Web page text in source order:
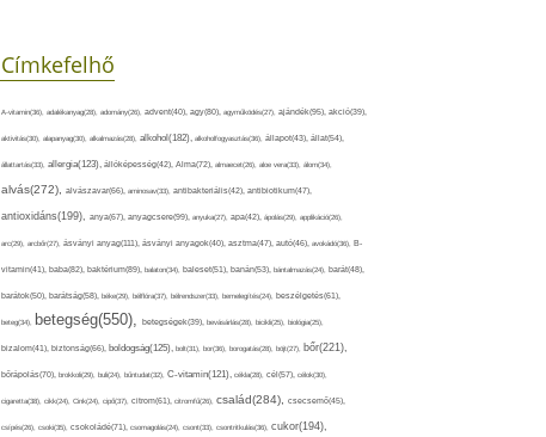
Címkefelhő
A-vitamin(36), adalékanyag(28), adomány(26), advent(40), agy(80), agyműködés(27), ajándék(95), akció(39),
aktivitás(30), alapanyag(30), alkalmazás(28), alkohol(182), alkoholfogyasztás(36), állapot(43), állat(54),
állattartás(33), allergia(123), állóképesség(42), Alma(72), almaecet(26), aloe vera(33), álom(34),
alvás(272), alvászavar(66), aminosav(33), antibakteriális(42), antibiotikum(47),
antioxidáns(199), anya(67), anyagcsere(99), anyuka(27), apa(42), ápolás(29), applikáció(26),
arc(29), arcbőr(27), ásványi anyag(111), ásványi anyagok(40), asztma(47), autó(46), avokádó(36), B-
vitamin(41), baba(82), baktérium(89), balaton(34), baleset(51), banán(53), bántalmazás(24), barát(48),
barátok(50), barátság(58), béke(29), bélflóra(37), bélrendszer(33), bemelegítés(24), beszélgetés(61),
beteg(34), betegség(550), betegségek(39), bevásárlás(28), bicikli(25), biológia(25),
bizalom(41), biztonság(66), boldogság(125), bolt(31), bor(36), borogatás(28), böjt(27), bőr(221),
bőrápolás(70), brokkoli(29), buli(24), bűntudat(32), C-vitamin(121), cékla(28), cél(57), célok(30),
cigaretta(38), cikk(24), Cink(24), cipő(37), citrom(61), citromfű(26), család(284), csecsemő(45),
csípés(26), csoki(35), csokoládé(71), csomagolás(24), csont(33), csontritkulás(36), cukor(194),